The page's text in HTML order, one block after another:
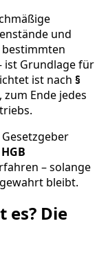
und
bestimmten
ist Grundlage für
ist nach §
Ende jedes
– solange
bleibt.
Die